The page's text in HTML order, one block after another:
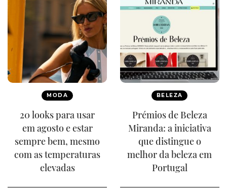
MODA
20 looks para usar
em agosto e estar
sempre bem, mesmo
com as temperaturas
elevadas
BELEZA
Prémios de Beleza
Miranda: a iniciativa
que distingue o
melhor da beleza em
Portugal